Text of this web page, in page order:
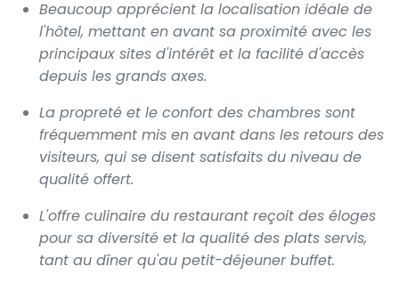
Beaucoup apprécient la localisation idéale de
l'hôtel, mettant en avant sa proximité avec les
principaux sites d'intérêt et la facilité d'accès
depuis les grands axes.
La propreté et le confort des chambres sont
fréquemment mis en avant dans les retours des
visiteurs, qui se disent satisfaits du niveau de
qualité offert.
L'offre culinaire du restaurant reçoit des éloges
pour sa diversité et la qualité des plats servis,
tant au dîner qu'au petit-déjeuner buffet.